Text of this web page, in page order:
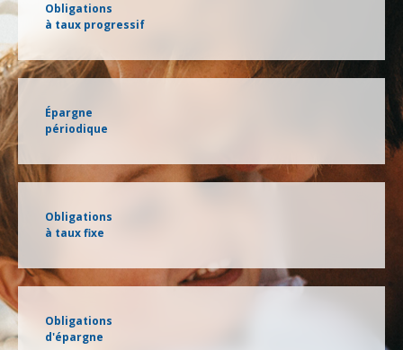
Obligations
à taux progressif
Épargne
périodique
Obligations
à taux fixe
Obligations
d'épargne